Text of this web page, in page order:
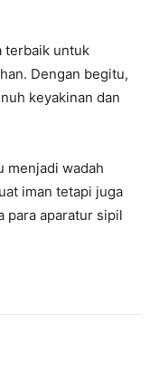
terbaik untuk
Dengan begitu,
keyakinan dan
menjadi wadah
iman tetapi juga
para aparatur sipil